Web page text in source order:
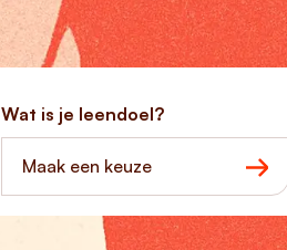
Wat is je leendoel?
Maak een keuze